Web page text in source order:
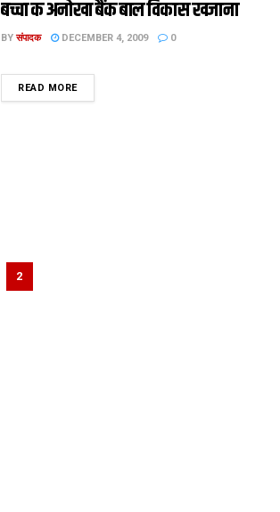
बच्चा क अनोखा बैंक बाल विकास खजाना
BY संपादक DECEMBER 4, 2009 0
READ MOREDETAILS
2